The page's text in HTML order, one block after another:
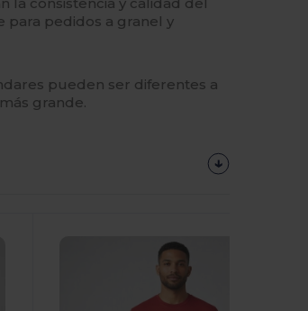
para pedidos a granel y
pueden ser diferentes a
grande.